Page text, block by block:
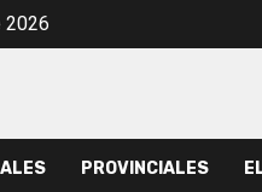
2026
PROVINCIALES